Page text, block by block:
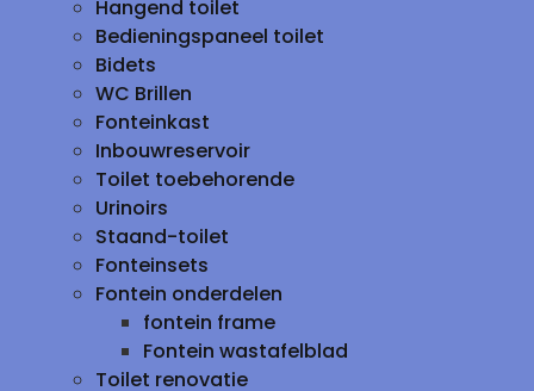
Hangend toilet
Bedieningspaneel toilet
Bidets
WC Brillen
Fonteinkast
Inbouwreservoir
Toilet toebehorende
Urinoirs
Staand-toilet
Fonteinsets
Fontein onderdelen
fontein frame
Fontein wastafelblad
Toilet renovatie